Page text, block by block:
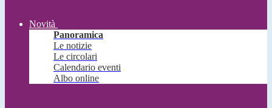
Novità
Panoramica
Le notizie
Le circolari
Calendario eventi
Albo online